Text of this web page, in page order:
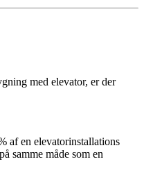
med elevator, er der
af en elevatorinstallations
samme måde som en